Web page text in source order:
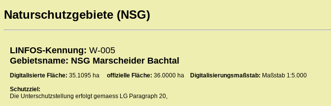
Naturschutzgebiete (NSG)
LINFOS-Kennung: W-005
Gebietsname: NSG Marscheider Bachtal
Digitalisierte Fläche: 35.1095 ha offizielle Fläche: 36.0000 ha Digitalisierungsmaßstab: Maßstab 1:5.000
Schutzziel:
Die Unterschutzstellung erfolgt gemaess LG Paragraph 20,